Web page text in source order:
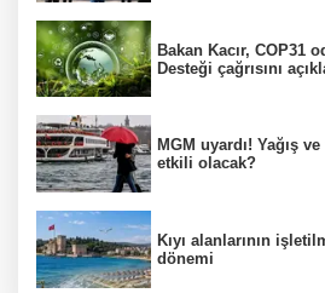
Bakan Kacır, COP31
Desteği çağrısını
MGM uyardı! Yağış
etkili olacak?
Kıyı alanlarının
dönemi